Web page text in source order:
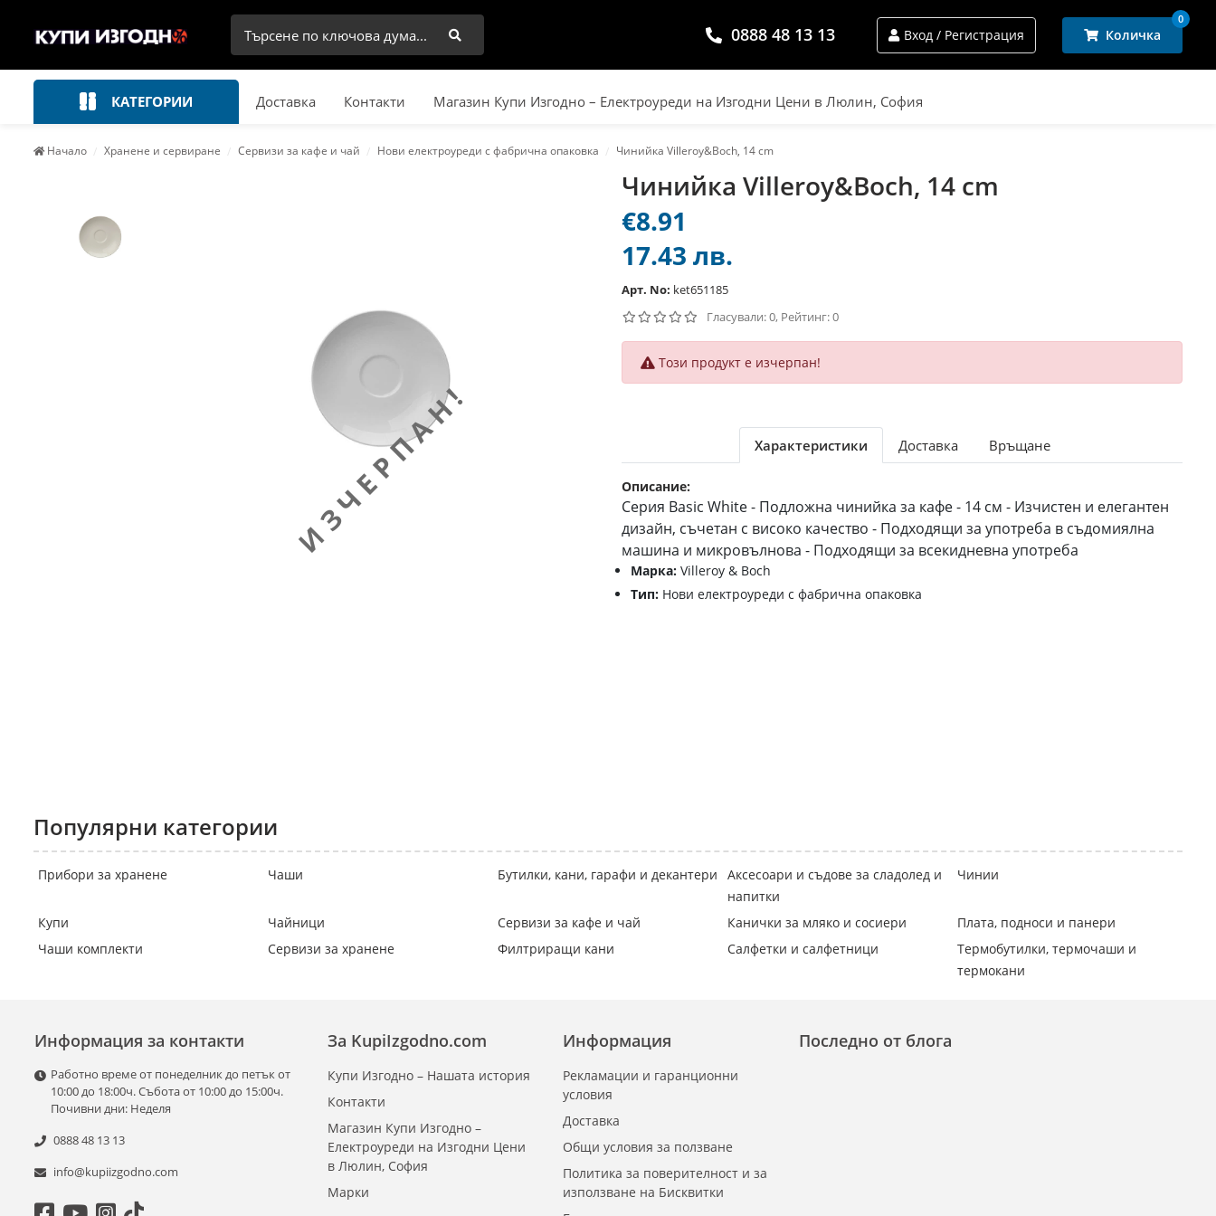
Търси 0888 48 13 13 Вход / Регистрация Количка
0
КАТЕГОРИИ Доставка Контакти Магазин Купи Изгодно – Електроуреди на Изгодни Цени в Люлин, София
Начало Хранене и сервиране Сервизи за кафе и чай Нови електроуреди с фабрична опаковка Чинийка Villeroy&Boch, 14 cm
Чинийка Villeroy&Boch, 14 cm
€8.91
17.43 лв.
Арт. No: ket651185
Гласували: 0, Рейтинг: 0
Този продукт е изчерпан!
Характеристики Доставка Връщане
Описание:
Серия Basic White - Подложна чинийка за кафе - 14 см - Изчистен и елегантен
дизайн, съчетан с високо качество - Подходящи за употреба в съдомиялна
машина и микровълнова - Подходящи за всекидневна употреба
Марка: Villeroy & Boch
Тип: Нови електроуреди с фабрична опаковка
Популярни категории
Прибори за хранене Чаши Бутилки, кани, гарафи и декантери
Аксесоари и съдове за сладолед и
напитки
Чинии
Купи Чайници Сервизи за кафе и чай Канички за мляко и сосиери
Плата, подноси и панери
Чаши комплекти
Сервизи за хранене Филтриращи кани Салфетки и салфетници
Термобутилки, термочаши и
термокани
Информация за контакти
Работно време от понеделник до петък от
10:00 до 18:00ч. Събота от 10:00 до 15:00ч.
Почивни дни: Неделя
0888 48 13 13
info@kupiizgodno.com
Информация
Рекламации и гаранционни
условия
Доставка
Общи условия за ползване
Политика за поверителност и за
използване на Бисквитки
За KupiIzgodno.com
Купи Изгодно – Нашата история
Контакти
Магазин Купи Изгодно –
Електроуреди на Изгодни Цени
в Люлин, София
Марки
Последно от блога